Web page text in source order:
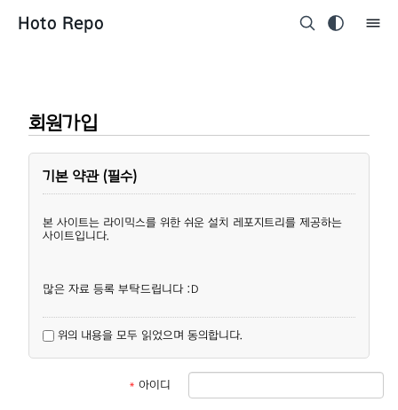
Hoto Repo
회원가입
기본 약관 (필수)
본 사이트는 라이믹스를 위한 쉬운 설치 레포지트리를 제공하는
사이트입니다.
많은 자료 등록 부탁드립니다 :D
위의 내용을 모두 읽었으며 동의합니다.
* 아이디